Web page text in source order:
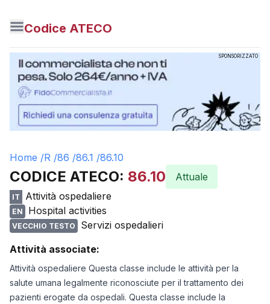
Codice ATECO
SPONSORIZZATO
Home /R /86 /86.1 /86.10
CODICE ATECO: 86.10 Attuale
IT Attività ospedaliere
EN Hospital activities
VECCHIO TESTO
Servizi ospedalieri
Attività associate:
Attività ospedaliere Questa classe include le attività per la
salute umana legalmente riconosciute per il trattamento dei
pazienti erogate da ospedali. Questa classe include la